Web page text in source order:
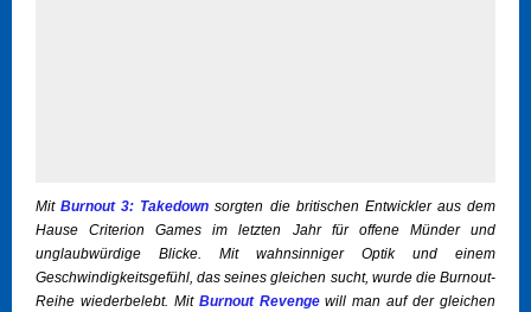
MitBurnout 3: Takedown sorgten die britischen Entwickler aus dem
Hause Criterion Games im letzten Jahr für offene Münder und
unglaubwürdige Blicke. Mit wahnsinniger Optik und einem
Geschwindigkeitsgefühl, das seines gleichen sucht, wurde die Burnout-
Reihe wiederbelebt. Mit Burnout Revengewill man auf der gleichen